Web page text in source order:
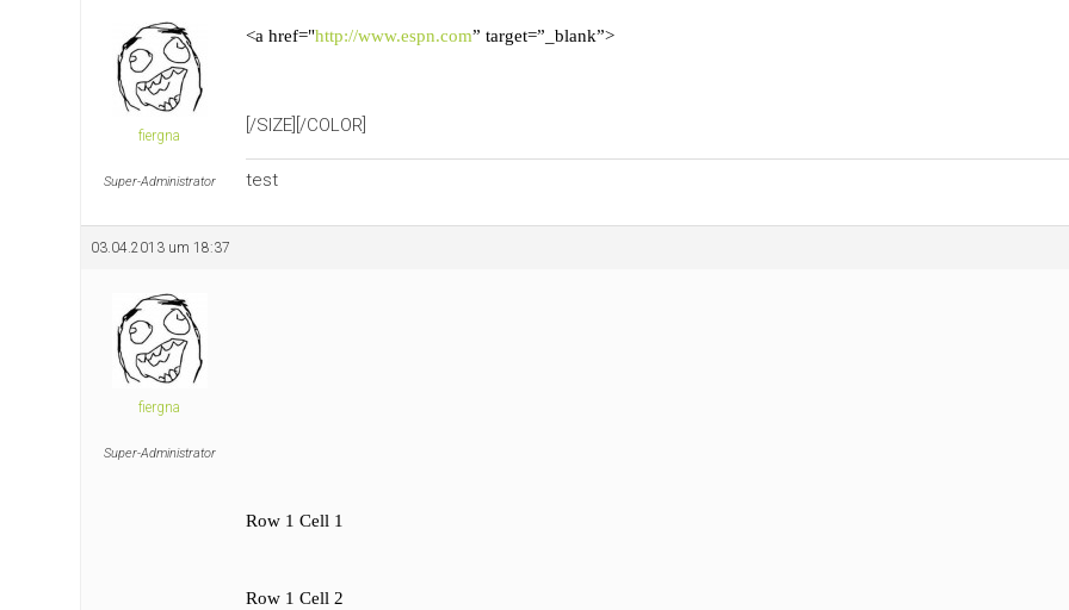
fiergna
Super-Administrator
<a href="http://www.espn.com” target=”_blank”>
[/SIZE][/COLOR]
test
03.04.2013 um 18:37
fiergna
Super-Administrator
Row 1 Cell 1
Row 1 Cell 2